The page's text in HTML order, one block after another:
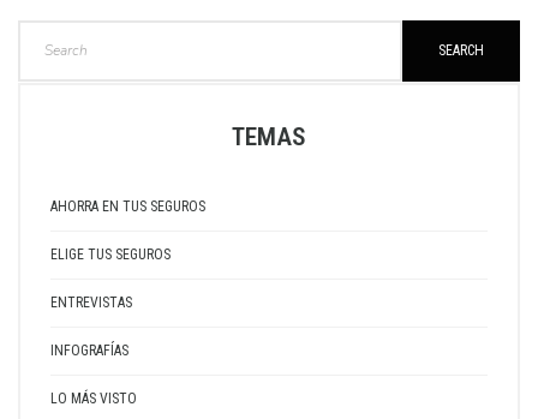
SEARCH
TEMAS
AHORRA EN TUS SEGUROS
ELIGE TUS SEGUROS
ENTREVISTAS
INFOGRAFÍAS
LO MÁS VISTO